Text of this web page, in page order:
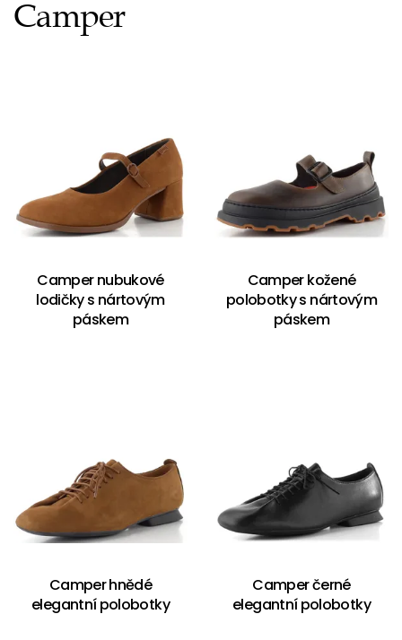
Camper
Camper nubukové
lodičky s nártovým
páskem
Camper kožené
polobotky s nártovým
páskem
Camper hnědé
elegantní polobotky
Camper černé
elegantní polobotky